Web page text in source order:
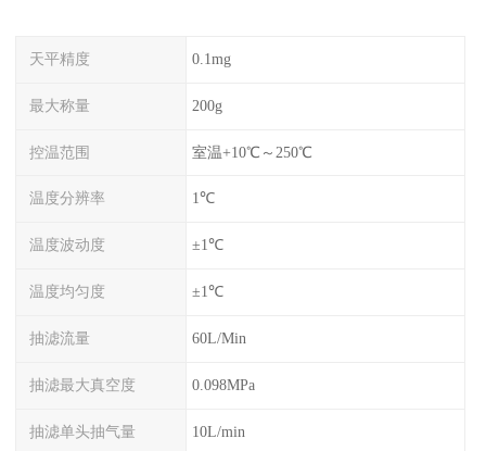
天平精度 0.1mg
最大称量 200g
控温范围 室温+10℃～250℃
温度分辨率 1℃
温度波动度 ±1℃
温度均匀度 ±1℃
抽滤流量 60L/Min
抽滤最大真空度 0.098MPa
抽滤单头抽气量 10L/min